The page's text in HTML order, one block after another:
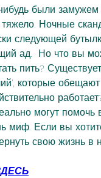
были
Ночные
следующей
ад.  Но что вы
пить?
которые
могут
миф. Если вы
свою жизнь в